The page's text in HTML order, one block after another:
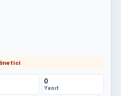
0
Yanıt